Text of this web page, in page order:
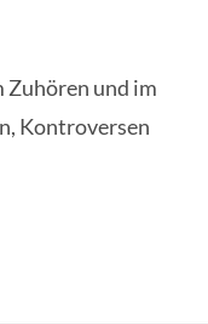
Zuhören und im
Kontroversen